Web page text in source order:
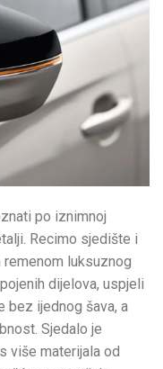
po iznimnoj
Recimo sjedište i
luksuznog
dijelova, uspjeli
bez ijednog šava, a
Sjedalo je
više materijala od